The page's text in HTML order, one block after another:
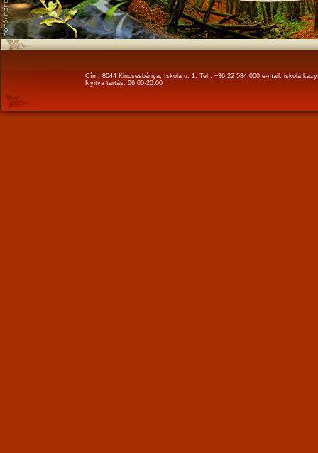
Cím: 8044 Kincsesbánya, Iskola u. 1. Tel.: +36 22 584 000 e-mail:
Nyitva tartás: 06:00-20:00